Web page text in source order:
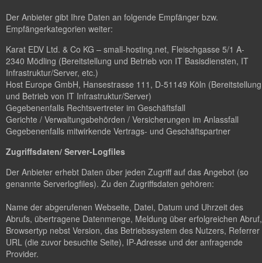
Der Anbieter gibt Ihre Daten an folgende Empfänger bzw.
Empfängerkategorien weiter:
Karat EDV Ltd. & Co KG – small-hosting.net, Fleischgasse 5/1 A-
2340 Mödling (Bereitstellung und Betrieb von IT Basisdiensten, IT
Infrastruktur/Server, etc.)
Host Europe GmbH, Hansestrasse 111, D-51149 Köln (Bereitstellung
und Betrieb von IT Infrastruktur/Server)
Gegebenenfalls Rechtsvertreter im Geschäftsfall
Gerichte / Verwaltungsbehörden / Versicherungen im Anlassfall
Gegebenenfalls mitwirkende Vertrags- und Geschäftspartner
Zugriffsdaten/ Server-Logfiles
Der Anbieter erhebt Daten über jeden Zugriff auf das Angebot (so
genannte Serverlogfiles). Zu den Zugriffsdaten gehören:
Name der abgerufenen Webseite, Datei, Datum und Uhrzeit des
Abrufs, übertragene Datenmenge, Meldung über erfolgreichen Abruf,
Browsertyp nebst Version, das Betriebssystem des Nutzers, Referrer
URL (die zuvor besuchte Seite), IP-Adresse und der anfragende
Provider.